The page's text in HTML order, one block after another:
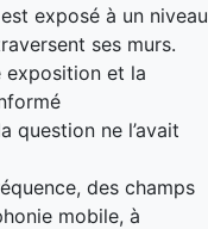
exposé à un niveau
ses murs.
exposition et la
question ne l’avait
des champs
mobile, à